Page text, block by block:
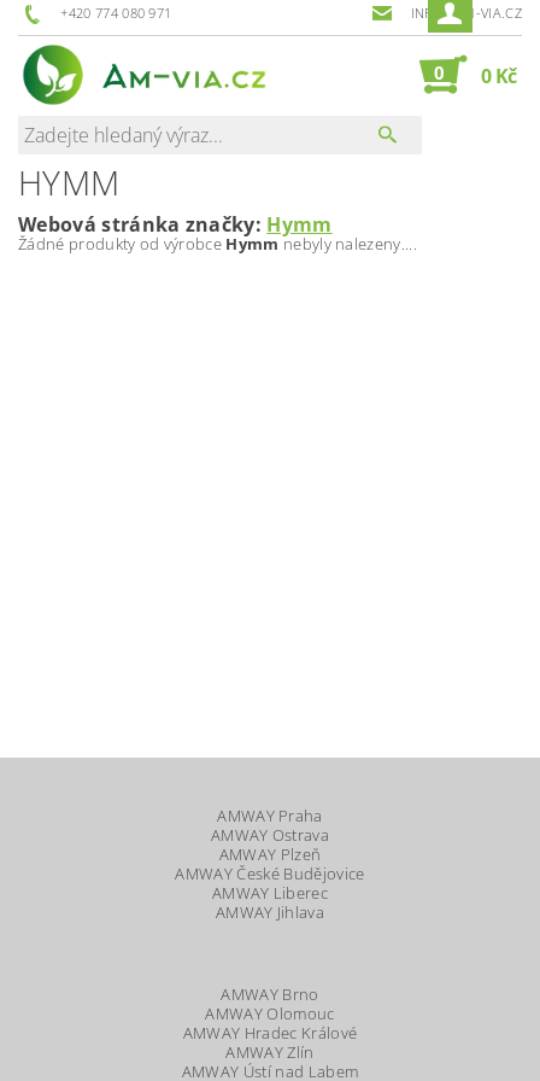
+420 774 080 971 INFO@AM-VIA.CZ
0 0 Kč
HYMM
Webová stránka značky: Hymm
Žádné produkty od výrobce Hymm nebyly nalezeny....
AMWAY Praha
AMWAY Ostrava
AMWAY Plzeň
AMWAY České Budějovice
AMWAY Liberec
AMWAY Jihlava
AMWAY Brno
AMWAY Olomouc
AMWAY Hradec Králové
AMWAY Zlín
AMWAY Ústí nad Labem